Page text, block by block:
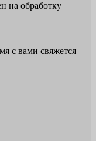
на обработку
с вами свяжется